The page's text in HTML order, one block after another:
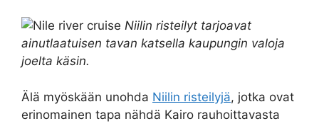
Niilin risteilyt tarjoavat
ainutlaatuisen tavan katsella kaupungin valoja
joelta käsin.
Älä myöskään unohda Niilin risteilyjä, jotka ovat
erinomainen tapa nähdä Kairo rauhoittavasta